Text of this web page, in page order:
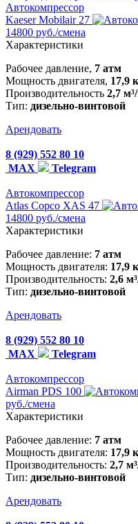
Автокомпрессор
Kaeser Mobilair 27
14800 руб./смена
Характеристики
Рабочее давление, 7 атм
Мощность двигателя, 17,9
Производительность 2,7
Тип: дизельно-винтовой
Арендовать
8 (929) 552 80 10
MAX
Telegram
Автокомпрессор
Atlas Copco XAS 47
14800 руб./смена
Характеристики
Рабочее давление: 7 атм
Мощность двигателя: 17,9
Производительность: 2,6
Тип: дизельно-винтовой
Арендовать
8 (929) 552 80 10
MAX
Telegram
Автокомпрессор
Airman PDS 100
руб./смена
Характеристики
Рабочее давление: 7 атм
Мощность двигателя: 17,9
Производительность: 2,7
Тип: дизельно-винтовой
Арендовать